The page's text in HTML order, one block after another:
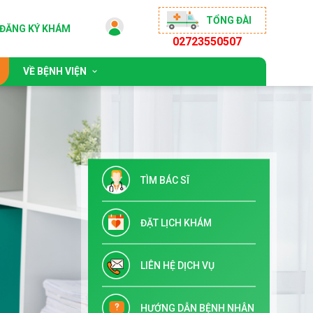
ĐĂNG KÝ KHÁM
TỔNG ĐÀI
02723550507
VỀ BỆNH VIỆN
Đội ngũ bác sĩ
Chỉ đạo tuyến & Đào tạo
Danh mục dịch vụ kỹ thuật
Tuyển dụng
TÌM BÁC SĨ
ĐẶT LỊCH KHÁM
LIÊN HỆ DỊCH VỤ
HƯỚNG DẪN BỆNH NHÂN